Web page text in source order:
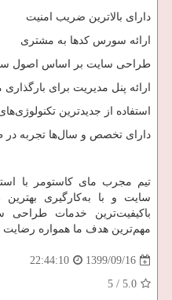
دارای بالاترین ضریب امنیت
ارائه سورس کدها به مشتری
طراحی سایت بر اساس اصول
ارائه پنل مدیریت برای بارگذاری
استفاده از جدیدترین
دارای تخصص و سال‌ها تجربه
تیم مجرب مای کاستومر با
سایت و با به‌کارگیری بهترین
باکیفیت‌ترین خدمات طراحی
مهم‌ترین هدف ما همواره
1399/09/16
22:44:10
5.0
/
5